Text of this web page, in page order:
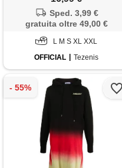
Sped. 3,99 €
gratuita oltre 49,00 €
L M S XL XXL
OFFICIAL
Tezenis